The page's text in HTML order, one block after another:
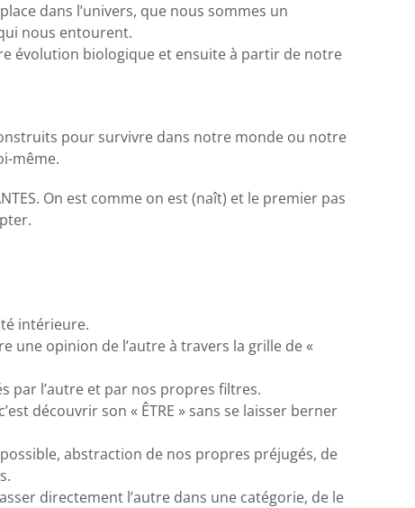
dans l’univers, que nous sommes un
nous entourent.
évolution biologique et ensuite à partir de notre
pour survivre dans notre monde ou notre
même.
On est comme on est (naît) et le premier pas
intérieure.
une opinion de l’autre à travers la grille de «
par l’autre et par nos propres filtres.
découvrir son « ÊTRE » sans se laisser berner
abstraction de nos propres préjugés, de
directement l’autre dans une catégorie, de le